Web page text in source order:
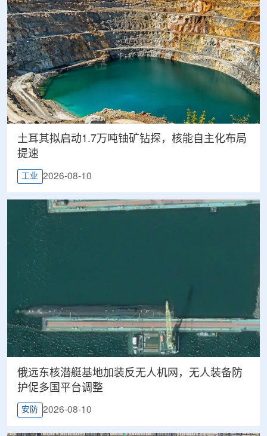
土耳其拟启动1.7万吨铀矿钻探，核能自主化布局
提速
工业 2026-08-10
俄远东核潜艇基地加装反无人机网，无人装备防
护促多国平台调整
安防 2026-08-10